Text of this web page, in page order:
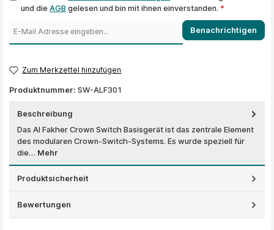
und dieAGB gelesen und bin mit ihnen einverstanden.*
Benachrichtigen
Zum Merkzettel hinzufügen
Produktnummer: SW-ALF301
Beschreibung
Das Al Fakher Crown Switch Basisgerät ist das zentrale Element
des modularen Crown-Switch-Systems. Es wurde speziell für
die… Mehr
Produktsicherheit
Bewertungen